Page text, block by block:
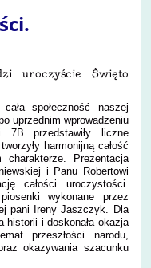
uroczyście Święto
społeczność naszej
uprzednim wprowadzeniu
przedstawiły liczne
harmonijną całość
Prezentacja
i Panu Robertowi
całości uroczystości.
wykonane przez
pani Ireny Jaszczyk. Dla
historii i doskonała okazja
przeszłości narodu,
okazywania szacunku